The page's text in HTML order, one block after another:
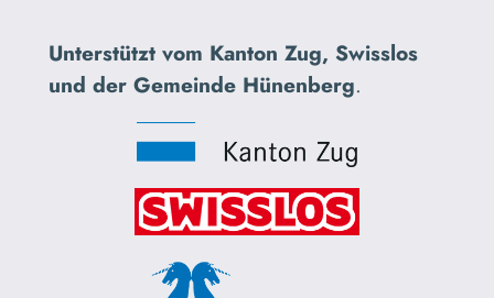
Unterstützt vom Kanton Zug, Swisslos
und der Gemeinde Hünenberg.